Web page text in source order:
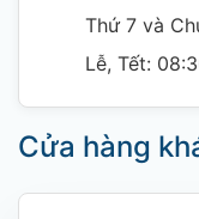
Thứ 7 và
Lễ, Tết:
Cửa hàng